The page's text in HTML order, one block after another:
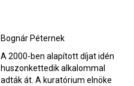
Bognár Péternek
A 2000-ben alapított díjat idén
huszonkettedik alkalommal
adták át. A kuratórium elnöke